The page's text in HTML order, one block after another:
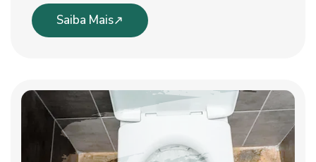
Saiba Mais